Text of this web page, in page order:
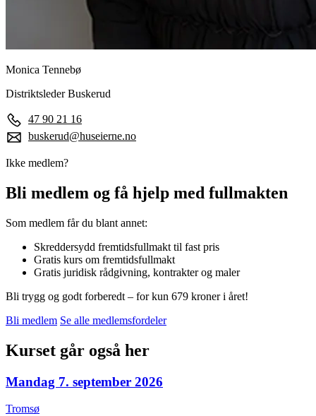
Monica Tennebø
Distriktsleder Buskerud
47 90 21 16
buskerud@huseierne.no
Ikke medlem?
Bli medlem og få hjelp med fullmakten
Som medlem får du blant annet:
Skreddersydd fremtidsfullmakt til fast pris
Gratis kurs om fremtidsfullmakt
Gratis juridisk rådgivning, kontrakter og maler
Bli trygg og godt forberedt – for kun 679 kroner i året!
Bli medlem Se alle medlemsfordeler
Kurset går også her
Mandag 7. september 2026
Tromsø